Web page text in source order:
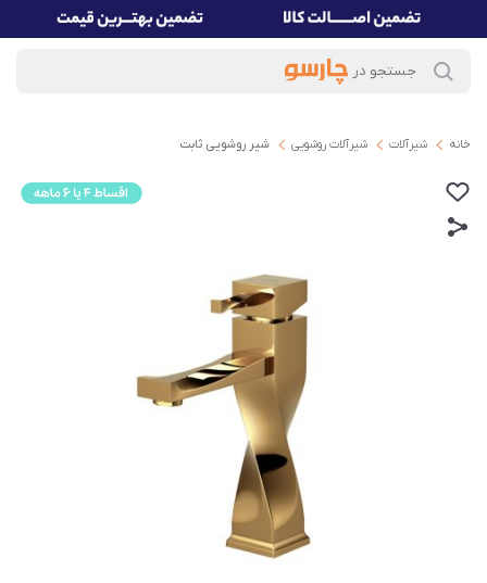
خانه شیرآلات شیرآلات روشویی شیر روشویی ثابت